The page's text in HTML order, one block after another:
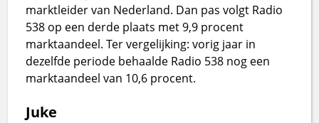
marktleider van Nederland. Dan pas volgt Radio
538 op een derde plaats met 9,9 procent
marktaandeel. Ter vergelijking: vorig jaar in
dezelfde periode behaalde Radio 538 nog een
marktaandeel van 10,6 procent.
Juke